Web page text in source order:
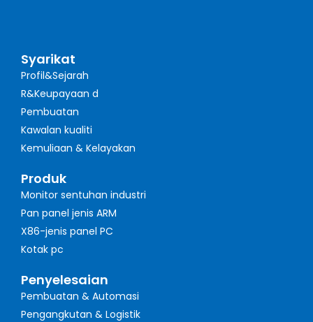
Syarikat
Profil&Sejarah
R&Keupayaan d
Pembuatan
Kawalan kualiti
Kemuliaan & Kelayakan
Produk
Monitor sentuhan industri
Pan panel jenis ARM
X86-jenis panel PC
Kotak pc
Penyelesaian
Pembuatan & Automasi
Pengangkutan & Logistik